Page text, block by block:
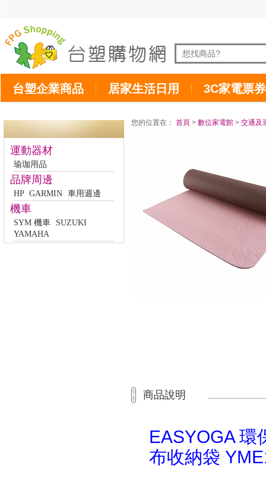
台塑企業商品 居家生活日用 3C家電票券
運動器材
瑜珈用品
品牌周邊
HP GARMIN 車用週邊
機車
SYM 機車
SUZUKI
YAMAHA
您的位置在： 首頁 > 數位家電館 > 交通及
商品說明
EASYOGA 環
布收納袋